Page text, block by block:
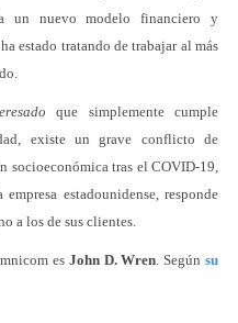
un nuevo modelo financiero y
estado tratando de trabajar al más
que simplemente cumple
existe un grave conflicto de
socioeconómica tras el COVID-19,
estadounidense, responde
a los de sus clientes.
es John D. Wren . Segúnsu